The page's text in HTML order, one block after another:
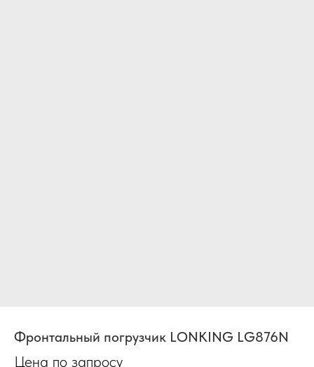
Фронтальный погрузчик LONKING LG876N
Цена по запросу